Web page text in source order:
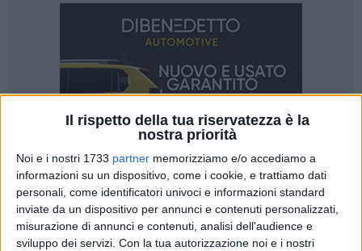
Il rispetto della tua riservatezza è la
nostra priorità
Noi e i nostri 1733 partner memorizziamo e/o accediamo a
informazioni su un dispositivo, come i cookie, e trattiamo dati
personali, come identificatori univoci e informazioni standard
inviate da un dispositivo per annunci e contenuti personalizzati,
misurazione di annunci e contenuti, analisi dell'audience e
sviluppo dei servizi. Con la tua autorizzazione noi e i nostri